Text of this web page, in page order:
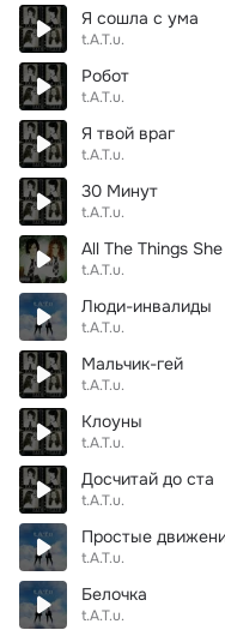
Я сошла с ума
t.A.T.u.
Робот
t.A.T.u.
Я твой враг
t.A.T.u.
30 Минут
t.A.T.u.
All The Things
t.A.T.u.
Люди-инвалиды
t.A.T.u.
Mальчик-гей
t.A.T.u.
Клоуны
t.A.T.u.
Досчитай до ста
t.A.T.u.
Простые
t.A.T.u.
Белочка
t.A.T.u.